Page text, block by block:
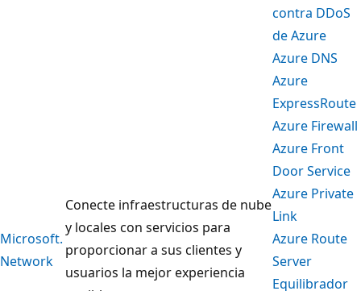
Microsoft.
Network
Conecte infraestructuras de nube
y locales con servicios para
proporcionar a sus clientes y
usuarios la mejor experiencia
contra DDoS
de Azure
Azure DNS
Azure
ExpressRoute
Azure Firewall
Azure Front
Door Service
Azure Private
Link
Azure Route
Server
Equilibrador